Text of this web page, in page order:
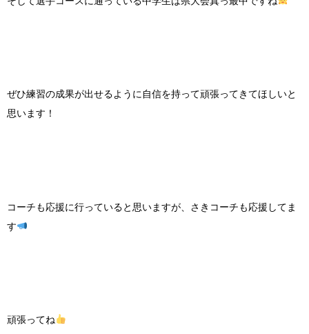
ぜひ練習の成果が出せるように自信を持って頑張ってきてほしいと
思います！
コーチも応援に行っていると思いますが、さきコーチも応援してま
す
頑張ってね